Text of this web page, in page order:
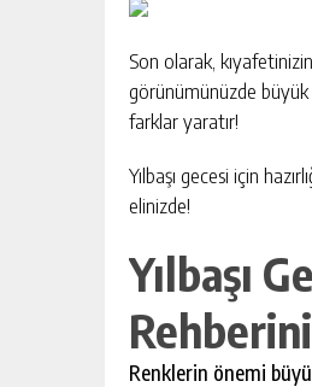
Son olarak,
görünümünüzde
farklar yaratır!
Yılbaşı gecesi için
elinizde!
Yılbaşı
Renklerin önemi